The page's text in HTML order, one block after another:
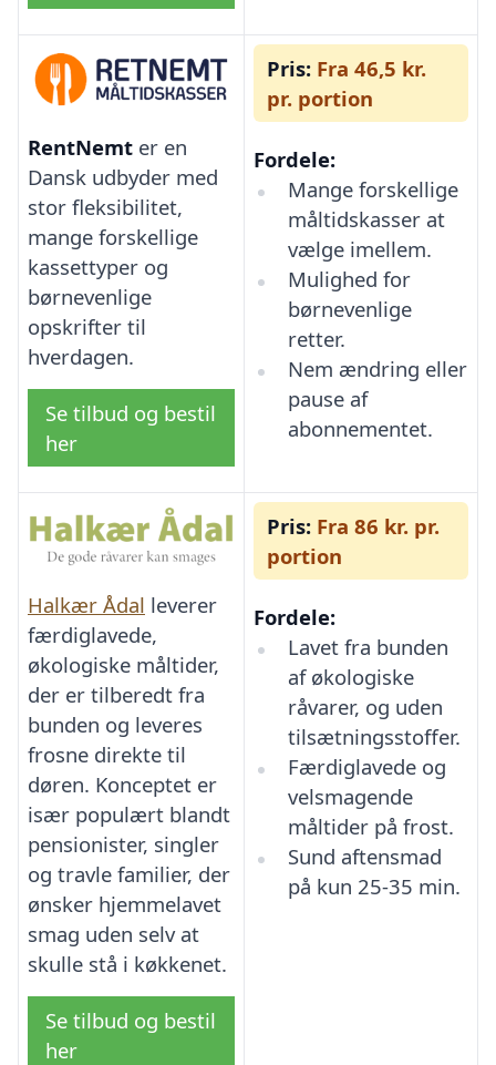
RentNemt er en
Dansk udbyder med
stor fleksibilitet,
mange forskellige
kassettyper og
børnevenlige
opskrifter til
hverdagen.
Se tilbud og bestil
her
Pris: Fra 46,5 kr.
pr. portion
Fordele:
Mange forskellige
måltidskasser at
vælge imellem.
Mulighed for
børnevenlige
retter.
Nem ændring eller
pause af
abonnementet.
Halkær Ådal leverer
færdiglavede,
økologiske måltider,
der er tilberedt fra
bunden og leveres
frosne direkte til
døren. Konceptet er
især populært blandt
pensionister, singler
og travle familier, der
ønsker hjemmelavet
smag uden selv at
skulle stå i køkkenet.
Se tilbud og bestil
her
Pris: Fra 86 kr. pr.
portion
Fordele:
Lavet fra bunden
af økologiske
råvarer, og uden
tilsætningsstoffer.
Færdiglavede og
velsmagende
måltider på frost.
Sund aftensmad
på kun 25-35 min.